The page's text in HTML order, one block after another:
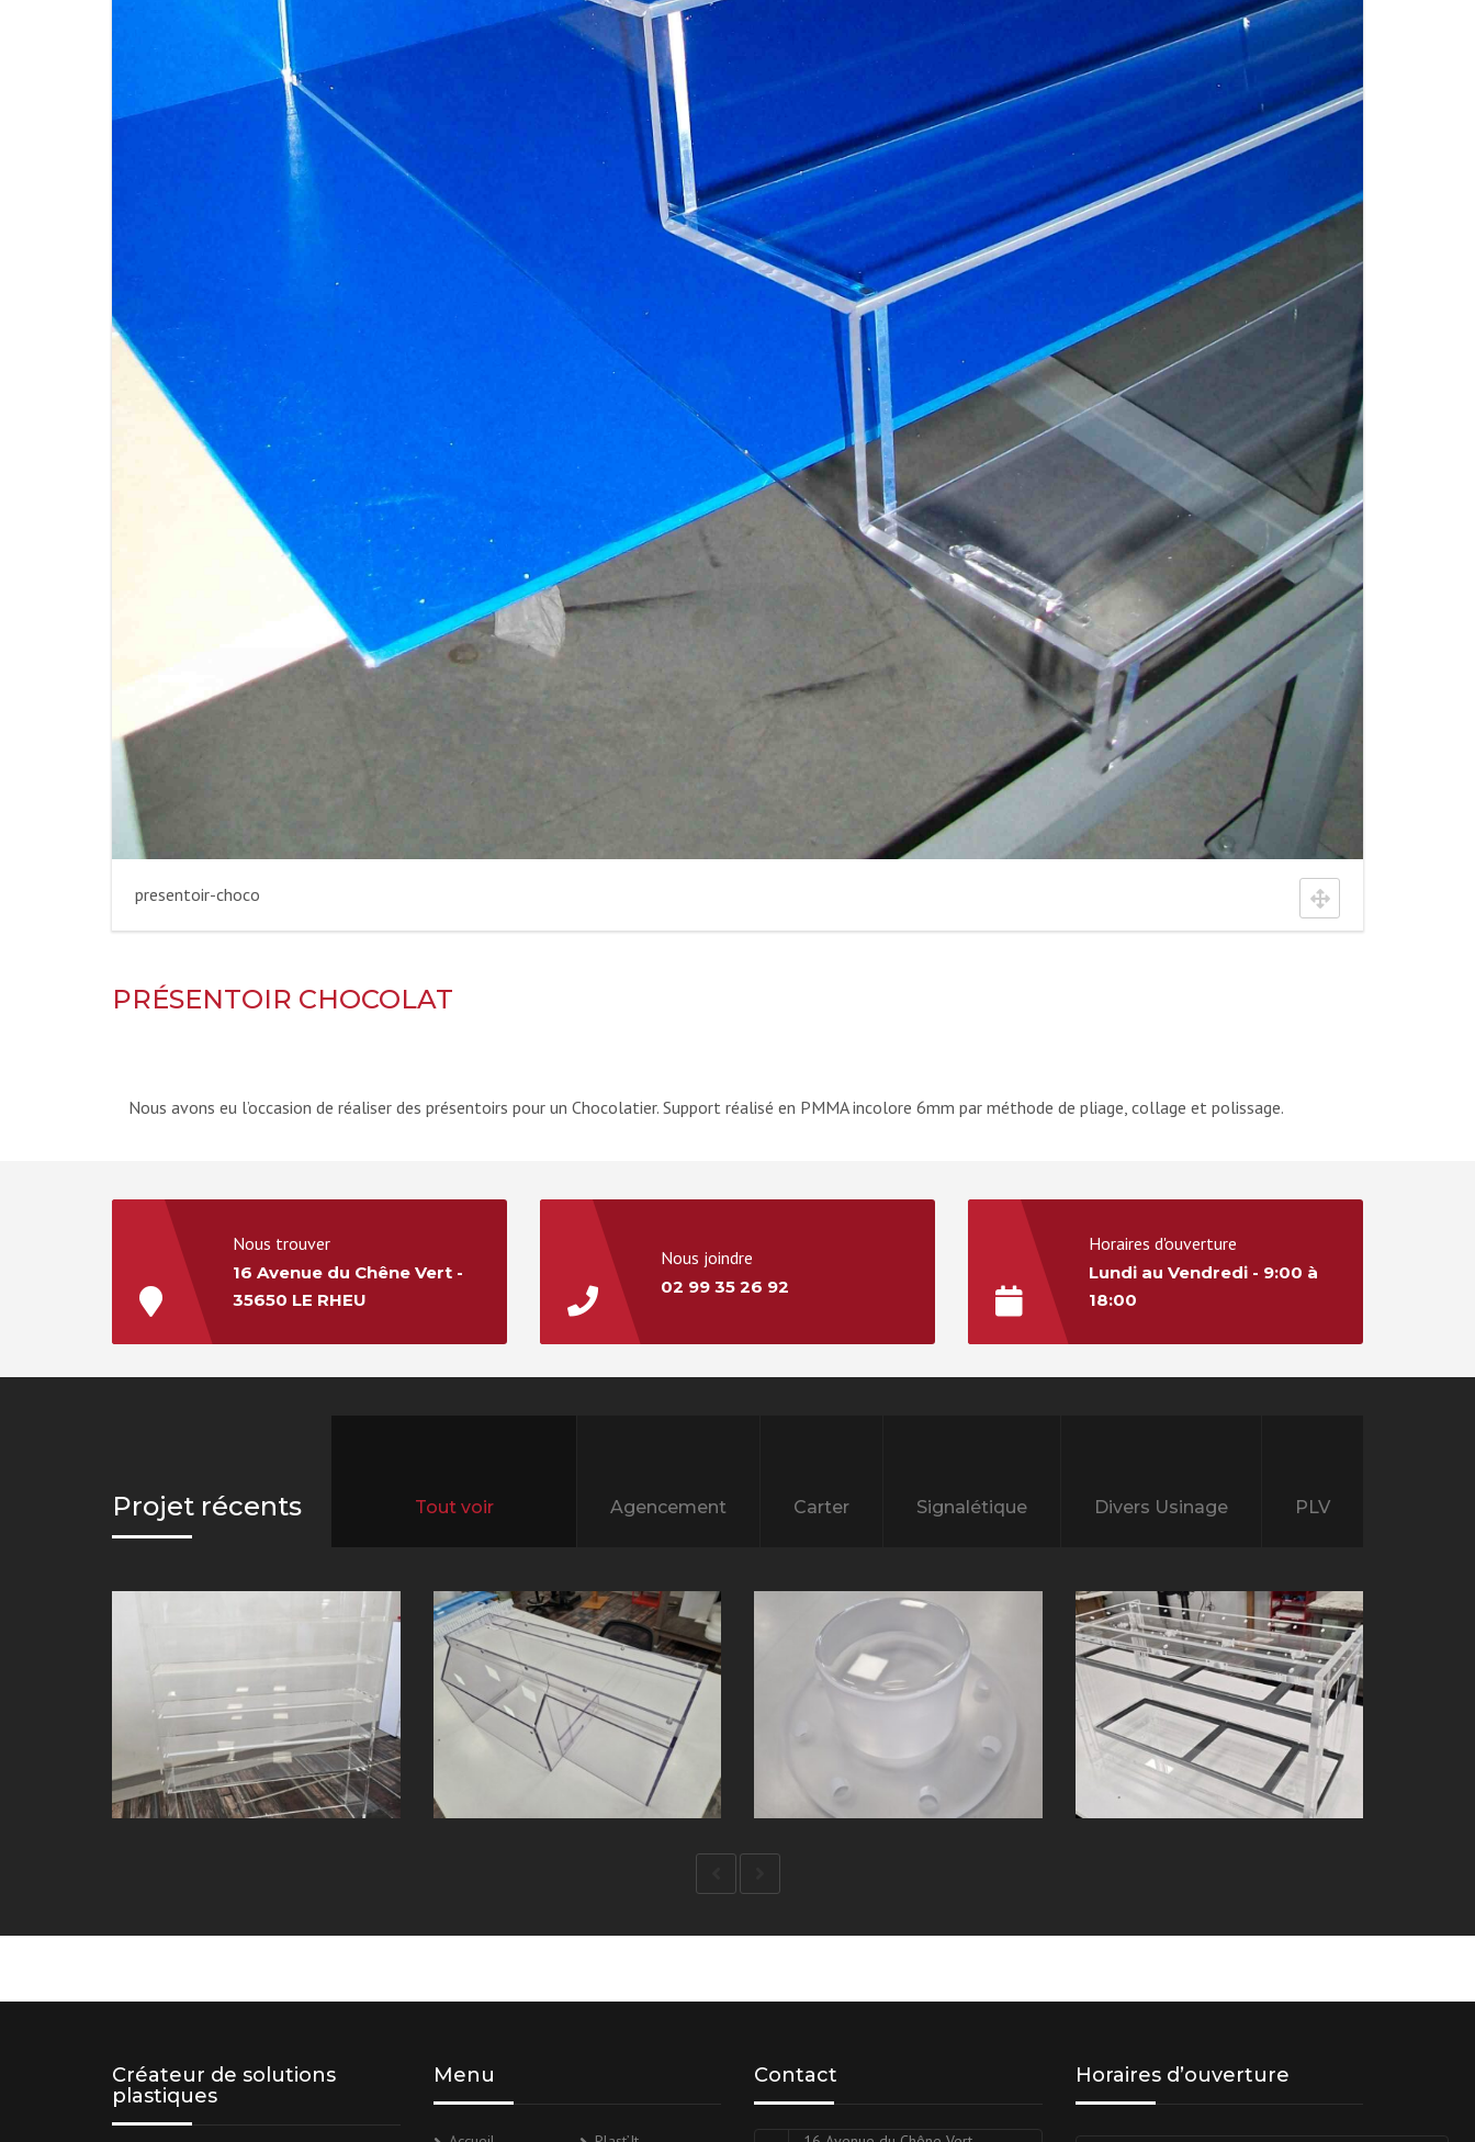
presentoir-choco
PRÉSENTOIR CHOCOLAT
Nous avons eu l’occasion de réaliser des présentoirs pour un Chocolatier. Support réalisé en PMMA incolore 6mm par méthode de pliage, collage et polissage.
Nous trouver
16 Avenue du Chêne Vert -
35650 LE RHEU
Nous joindre
02 99 35 26 92
Horaires d'ouverture
Lundi au Vendredi - 9:00 à
18:00
Projet récents Agencement Carter Signalétique Divers Usinage PLV
Créateur de solutions
plastiques
Menu Contact Horaires d’ouverture